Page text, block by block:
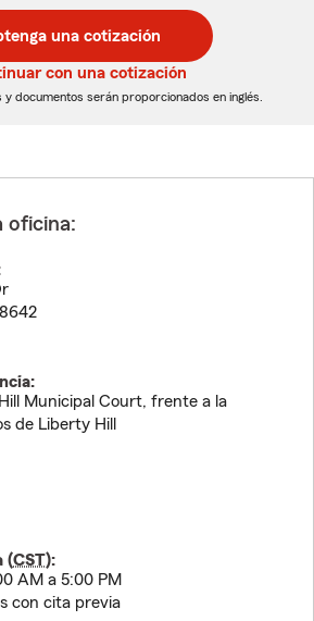
una cotización
con una cotización
y documentos serán proporcionados en inglés.
oficina:
Municipal Court, frente a la
de Liberty Hill
(CST):
AM a 5:00 PM
con cita previa